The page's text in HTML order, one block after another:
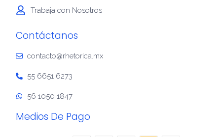
Trabaja con Nosotros
Contáctanos
contacto@rhetorica.mx
55 6651 6273
56 1050 1847
Medios De Pago